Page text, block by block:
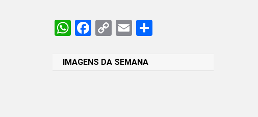
WhatsApp
Facebook
CopyEmail
IMAGENS DA SEMANA